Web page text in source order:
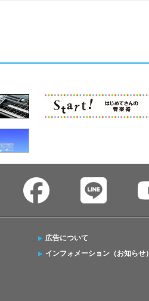
広告について
インフォメーション（お知らせ）